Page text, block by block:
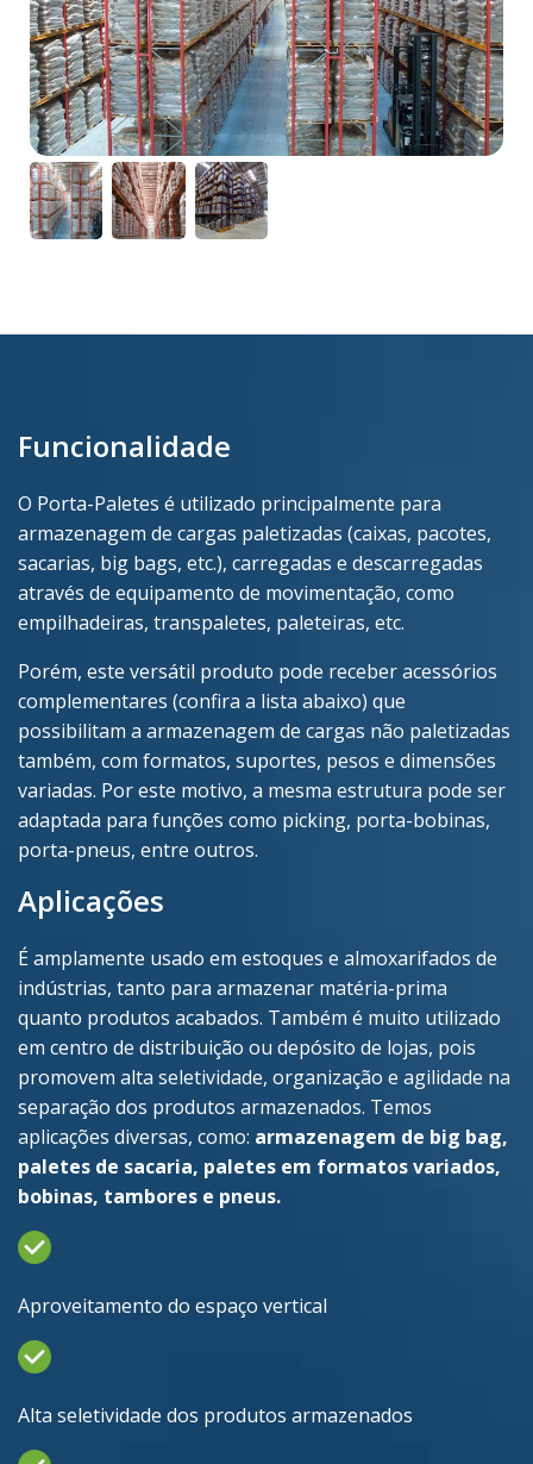
Funcionalidade
O Porta-Paletes é utilizado principalmente para
armazenagem de cargas paletizadas (caixas, pacotes,
sacarias, big bags, etc.), carregadas e descarregadas
através de equipamento de movimentação, como
empilhadeiras, transpaletes, paleteiras, etc.
Porém, este versátil produto pode receber acessórios
complementares (confira a lista abaixo) que
possibilitam a armazenagem de cargas não paletizadas
também, com formatos, suportes, pesos e dimensões
variadas. Por este motivo, a mesma estrutura pode ser
adaptada para funções como picking, porta-bobinas,
porta-pneus, entre outros.
Aplicações
É amplamente usado em estoques e almoxarifados de
indústrias, tanto para armazenar matéria-prima
quanto produtos acabados. Também é muito utilizado
em centro de distribuição ou depósito de lojas, pois
promovem alta seletividade, organização e agilidade na
separação dos produtos armazenados. Temos
aplicações diversas, como: armazenagem de big bag,
paletes de sacaria, paletes em formatos variados,
bobinas, tambores e pneus.
Aproveitamento do espaço vertical
Alta seletividade dos produtos armazenados